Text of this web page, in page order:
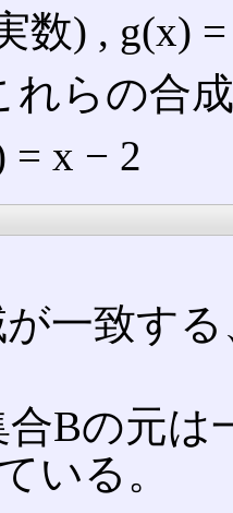
数) , g(x) =
れらの合
= x − 2
一致す
Bの元は
いる。